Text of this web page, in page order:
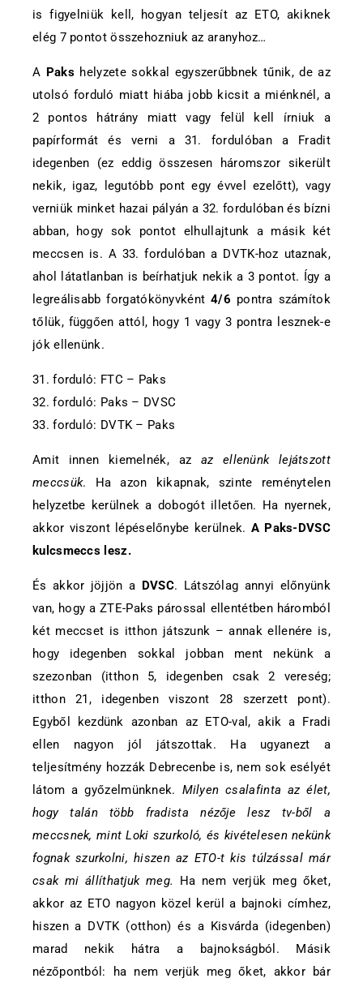
is figyelniük kell, hogyan teljesít az ETO, akiknek
elég 7 pontot összehozniuk az aranyhoz…
A Paks helyzete sokkal egyszerűbbnek tűnik, de az
utolsó forduló miatt hiába jobb kicsit a miénknél, a
2 pontos hátrány miatt vagy felül kell írniuk a
papírformát és verni a 31. fordulóban a Fradit
idegenben (ez eddig összesen háromszor sikerült
nekik, igaz, legutóbb pont egy évvel ezelőtt), vagy
verniük minket hazai pályán a 32. fordulóban és bízni
abban, hogy sok pontot elhullajtunk a másik két
meccsen is. A 33. fordulóban a DVTK-hoz utaznak,
ahol látatlanban is beírhatjuk nekik a 3 pontot. Így a
legreálisabb forgatókönyvként4/6 pontra számítok
tőlük, függően attól, hogy 1 vagy 3 pontra lesznek-e
jók ellenünk.
31. forduló: FTC – Paks
32. forduló: Paks – DVSC
33. forduló: DVTK – Paks
Amit innen kiemelnék, az az ellenünk lejátszott
meccsük. Ha azon kikapnak, szinte reménytelen
helyzetbe kerülnek a dobogót illetően. Ha nyernek,
akkor viszont lépéselőnybe kerülnek. A Paks-DVSC
kulcsmeccs lesz.
És akkor jöjjön a DVSC. Látszólag annyi előnyünk
van, hogy a ZTE-Paks párossal ellentétben háromból
két meccset is itthon játszunk – annak ellenére is,
hogy idegenben sokkal jobban ment nekünk a
szezonban (itthon 5, idegenben csak 2 vereség;
itthon 21, idegenben viszont 28 szerzett pont).
Egyből kezdünk azonban az ETO-val, akik a Fradi
ellen nagyon jól játszottak. Ha ugyanezt a
teljesítmény hozzák Debrecenbe is, nem sok esélyét
látom a győzelmünknek. Milyen csalafinta az élet,
hogy talán több fradista nézője lesz tv-ből a
meccsnek, mint Loki szurkoló, és kivételesen nekünk
fognak szurkolni, hiszen az ETO-t kis túlzással már
csak mi állíthatjuk meg.
Ha nem verjük meg őket,
akkor az ETO nagyon közel kerül a bajnoki címhez,
hiszen a DVTK (otthon) és a Kisvárda (idegenben)
marad nekik hátra a bajnokságból. Másik
nézőpontból: ha nem verjük meg őket, akkor bár